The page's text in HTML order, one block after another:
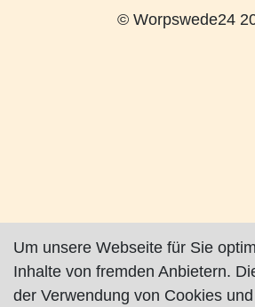
© Worpswede24
Um unsere Webseite für Sie
Inhalte von fremden Anbietern.
der Verwendung von Cookies